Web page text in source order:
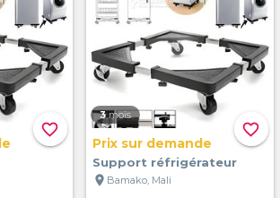
favorite_border favorite_border
3 mois
Prix sur demande
Support réfrigérateur
location_on Bamako, Mali